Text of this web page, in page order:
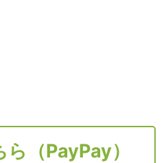
（PayPay）